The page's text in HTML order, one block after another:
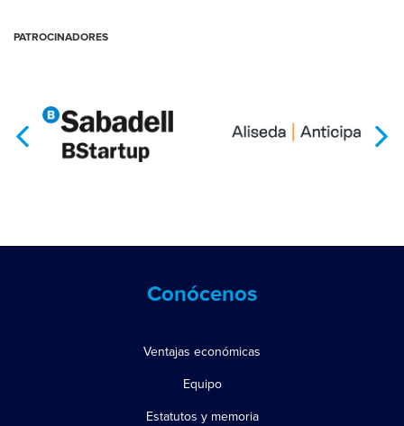
PATROCINADORES
Conócenos
Ventajas económicas
Equipo
Estatutos y memoria